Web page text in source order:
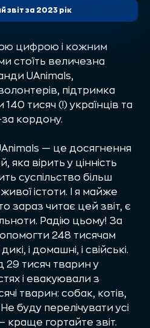
звіт за 2023 рік
цифрою і кожним
стоїть величезна
UAnimals,
підтримка
тисяч (!) українців та
кордону.
— це досягнення
яка вірить у цінність
суспільство більш
істоти. І я майже
зараз читає цей звіт, є
Радію цьому! За
248 тисячам
і домашні, і свійські.
29 тисяч тварин у
і евакуювали з
тварин: собак, котів,
буду перелічувати усі
гортайте звіт.